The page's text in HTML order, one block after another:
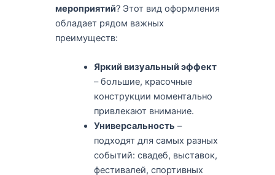
мероприятий? Этот вид оформления
обладает рядом важных
преимуществ:
Яркий визуальный эффект
– большие, красочные
конструкции моментально
привлекают внимание.
Универсальность –
подходят для самых разных
событий: свадеб, выставок,
фестивалей, спортивных